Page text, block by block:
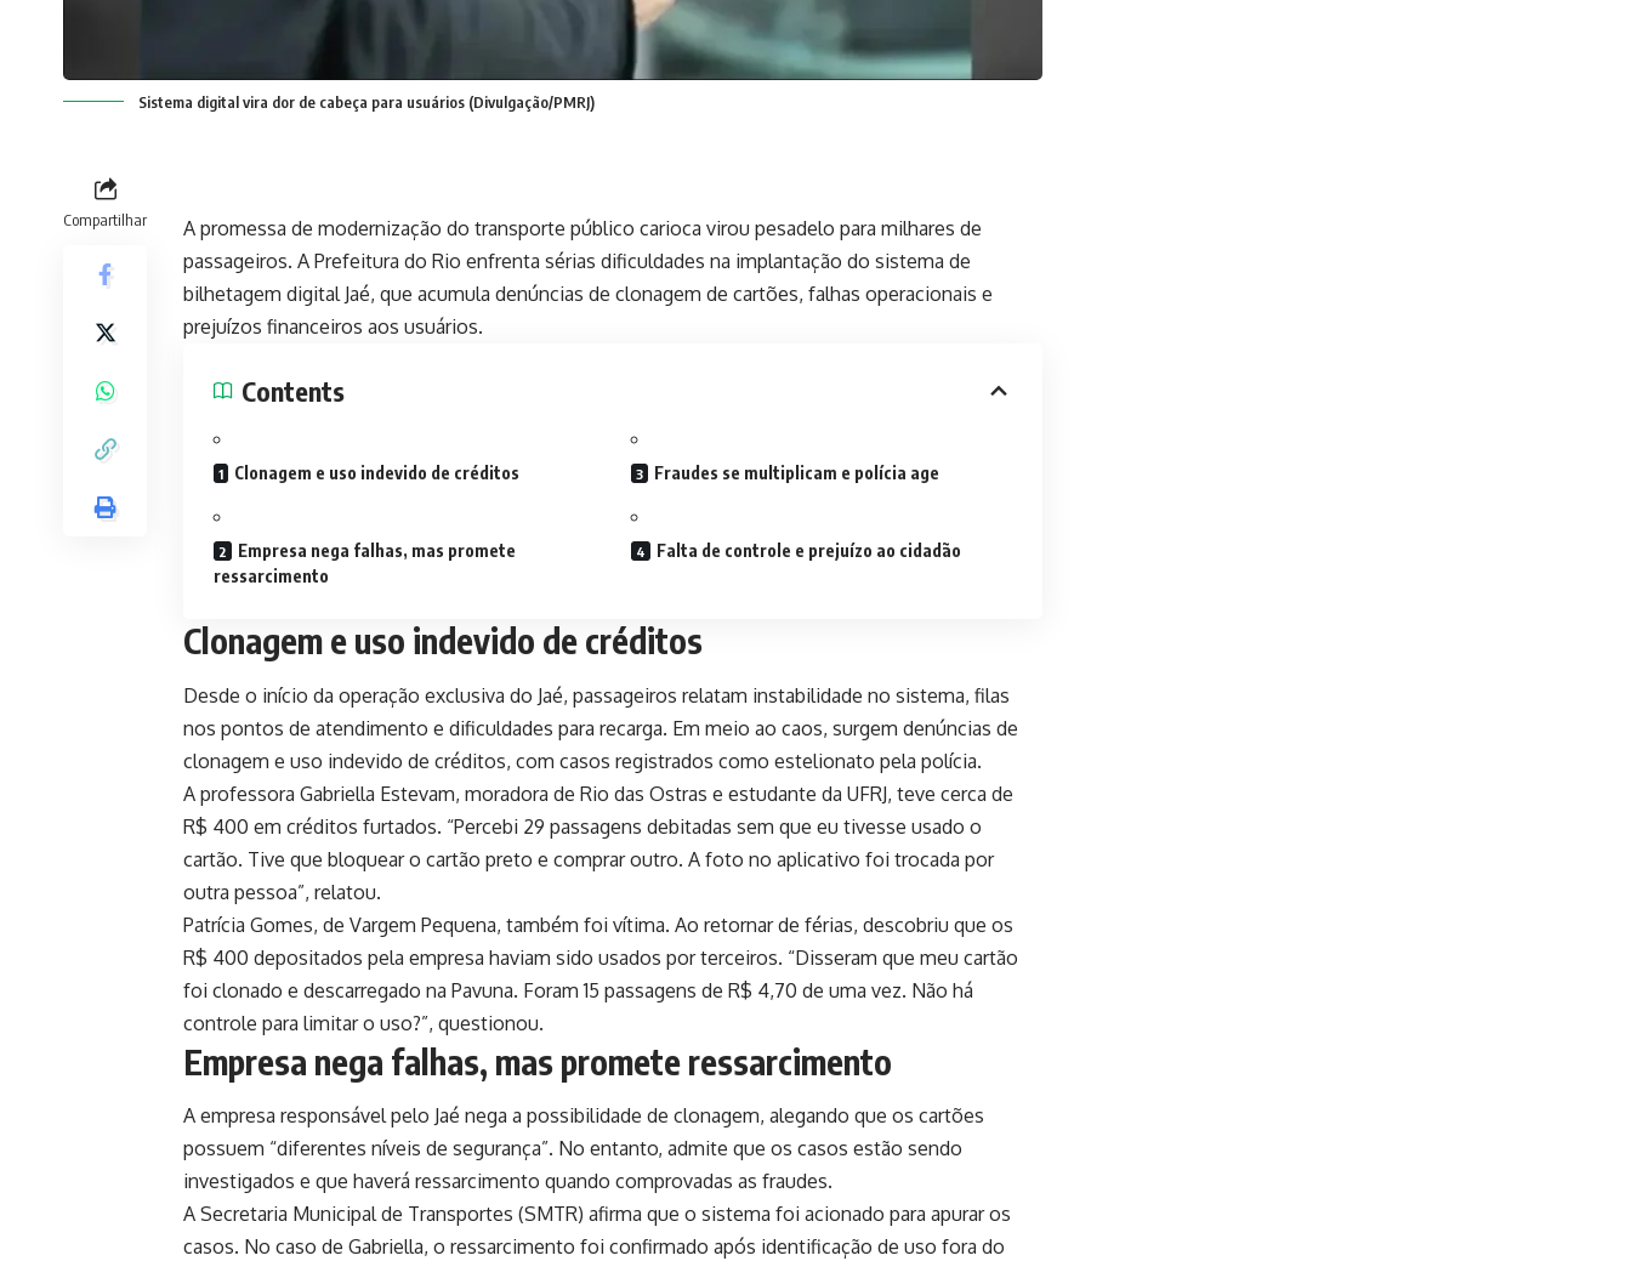
Sistema digital vira dor de cabeça para usuários (Divulgação/PMRJ)
Compartilhar
A promessa de modernização do transporte público carioca virou pesadelo para milhares de
passageiros. A Prefeitura do Rio enfrenta sérias dificuldades na implantação do sistema de
bilhetagem digital Jaé, que acumula denúncias de clonagem de cartões, falhas operacionais e
prejuízos financeiros aos usuários.
Contents
Clonagem e uso indevido de créditos
Empresa nega falhas, mas promete
ressarcimento
Fraudes se multiplicam e polícia age
Falta de controle e prejuízo ao cidadão
Clonagem e uso indevido de créditos
Desde o início da operação exclusiva do Jaé, passageiros relatam instabilidade no sistema, filas
nos pontos de atendimento e dificuldades para recarga. Em meio ao caos, surgem denúncias de
clonagem e uso indevido de créditos, com casos registrados como estelionato pela polícia.
A professora Gabriella Estevam, moradora de Rio das Ostras e estudante da UFRJ, teve cerca de
R$ 400 em créditos furtados. “Percebi 29 passagens debitadas sem que eu tivesse usado o
cartão. Tive que bloquear o cartão preto e comprar outro. A foto no aplicativo foi trocada por
outra pessoa”, relatou.
Patrícia Gomes, de Vargem Pequena, também foi vítima. Ao retornar de férias, descobriu que os
R$ 400 depositados pela empresa haviam sido usados por terceiros. “Disseram que meu cartão
foi clonado e descarregado na Pavuna. Foram 15 passagens de R$ 4,70 de uma vez. Não há
controle para limitar o uso?”, questionou.
Empresa nega falhas, mas promete ressarcimento
A empresa responsável pelo Jaé nega a possibilidade de clonagem, alegando que os cartões
possuem “diferentes níveis de segurança”. No entanto, admite que os casos estão sendo
investigados e que haverá ressarcimento quando comprovadas as fraudes.
A Secretaria Municipal de Transportes (SMTR) afirma que o sistema foi acionado para apurar os
casos. No caso de Gabriella, o ressarcimento foi confirmado após identificação de uso fora do